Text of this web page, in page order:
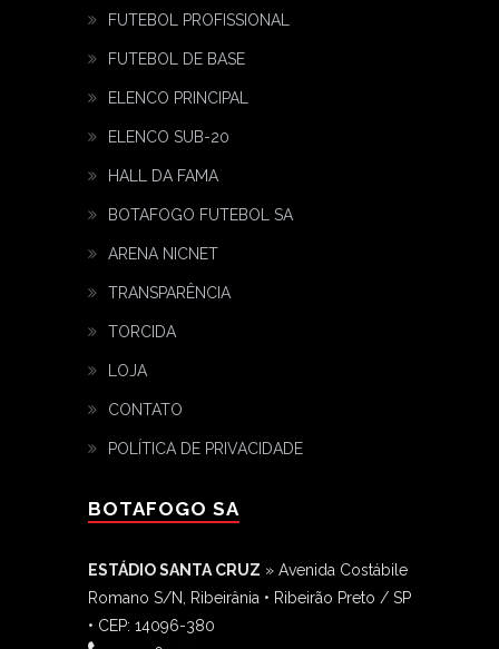
FUTEBOL PROFISSIONAL
FUTEBOL DE BASE
ELENCO PRINCIPAL
ELENCO SUB-20
HALL DA FAMA
BOTAFOGO FUTEBOL SA
ARENA NICNET
TRANSPARÊNCIA
TORCIDA
LOJA
CONTATO
POLÍTICA DE PRIVACIDADE
BOTAFOGO SA
ESTÁDIO SANTA CRUZ » Avenida Costábile
Romano S/N, Ribeirânia • Ribeirão Preto / SP
• CEP: 14096-380